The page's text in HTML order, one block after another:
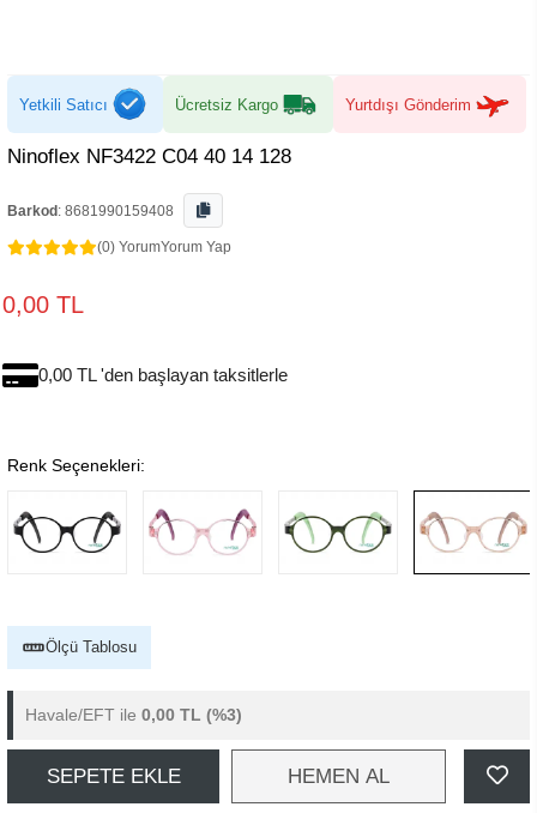
Yetkili Satıcı Ücretsiz Kargo Yurtdışı Gönderim
Ninoflex NF3422 C04 40 14 128
Barkod : 8681990159408
(0) YorumYorum Yap
0,00 TL
0,00 TL 'den başlayan taksitlerle
Renk Seçenekleri:
Ölçü Tablosu
Havale/EFT ile 0,00 TL (%3)
SEPETE EKLE HEMEN AL